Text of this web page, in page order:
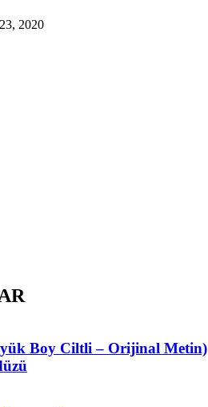
2020
Boy Ciltli – Orijinal Metin)